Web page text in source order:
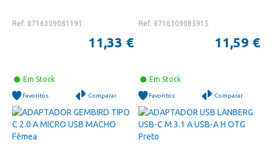
Ref. 8716309081191
11,33 €
Em Stock
Favoritos Comparar
Ref. 8716309085915
11,59 €
Em Stock
Favoritos Comparar